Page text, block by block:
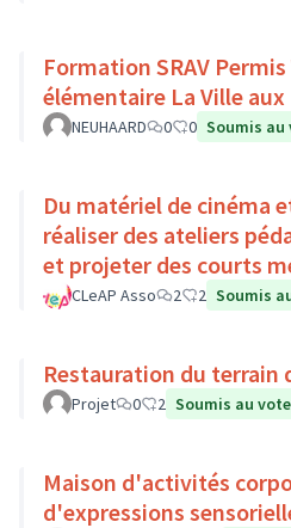
Formation SRAV
élémentaire La Ville aux
NEUHAARD 0 0 Soumis au
Du matériel de cinéma
réaliser des ateliers
et projeter des courts
CLeAP Asso 2 2 Soumis
Restauration du terrain
Projet 0 2 Soumis au vote
Maison d'activités
d'expressions